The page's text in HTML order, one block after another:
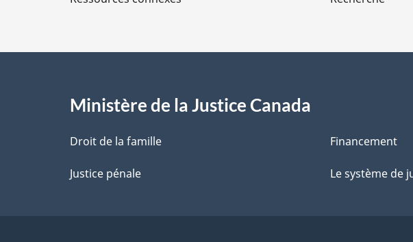
s
l
a
p
Ministère de la Justice Canada
Droit de la famille
Justice pénale
Financement
Le système de